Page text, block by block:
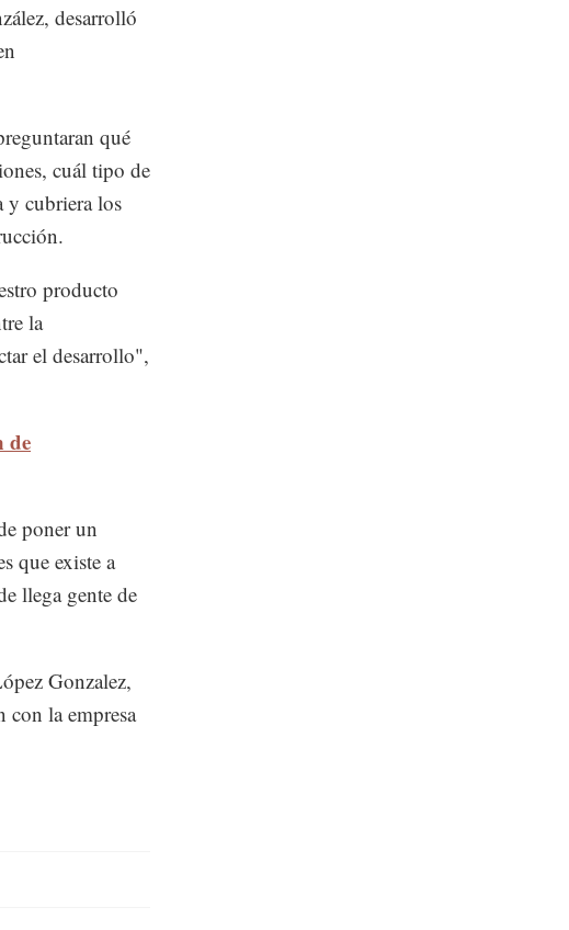
desarrolló
qué
cuál tipo de
y cubriera los
producto
la
el desarrollo",
de
poner un
que existe a
llega gente de
Gonzalez,
la empresa